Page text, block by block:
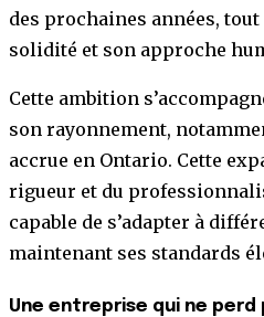
des prochaines années,
solidité et son approche
Cette ambition
son rayonnement,
accrue en Ontario. Cette
rigueur et du
capable de s’adapter à
maintenant ses standards
Une entreprise qui ne perd